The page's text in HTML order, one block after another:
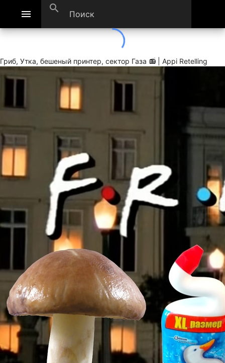
menu search
Гриб, Утка, бешеный принтер, сектор Газа 📻 | Appi Retelling